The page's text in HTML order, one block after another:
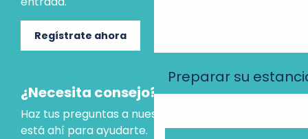
Preparar su
Regístrate ahora
¿Necesita consejo?
Haz tus preguntas a nuestro asistente virtual, que
está ahí para ayudarte.